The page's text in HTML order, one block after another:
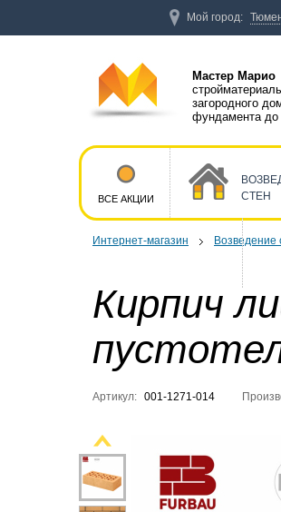
Интернет-магазин Возведение
Кирпич
Артикул: 001-1271-014
Мастер Марио
загородного
фундамента до
ВСЕ АКЦИИ
СТЕН
Мой город: